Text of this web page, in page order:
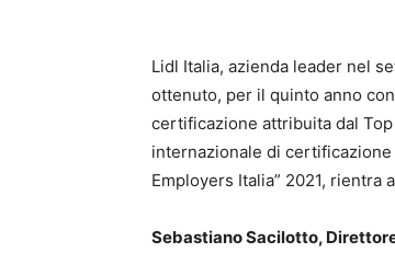
Lidl Italia, azienda leader nel
ottenuto, per il quinto anno
certificazione attribuita dal
internazionale di certificazione
Employers Italia” 2021, rientra
Sebastiano Sacilotto,